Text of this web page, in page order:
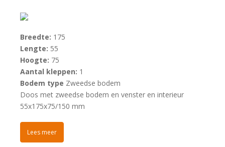
Breedte: 175
Lengte: 55
Hoogte: 75
Aantal kleppen: 1
Bodem type Zweedse bodem
Doos met zweedse bodem en venster en interieur
55x175x75/150 mm
Lees meer